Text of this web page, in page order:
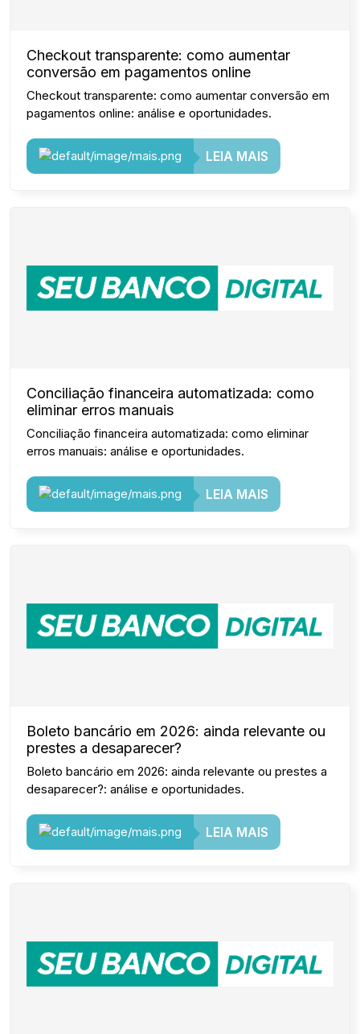
Checkout transparente: como aumentar
conversão em pagamentos online
Checkout transparente: como aumentar conversão em
pagamentos online: análise e oportunidades.
LEIA MAIS
Conciliação financeira automatizada: como
eliminar erros manuais
Conciliação financeira automatizada: como eliminar
erros manuais: análise e oportunidades.
LEIA MAIS
Boleto bancário em 2026: ainda relevante ou
prestes a desaparecer?
Boleto bancário em 2026: ainda relevante ou prestes a
desaparecer?: análise e oportunidades.
LEIA MAIS